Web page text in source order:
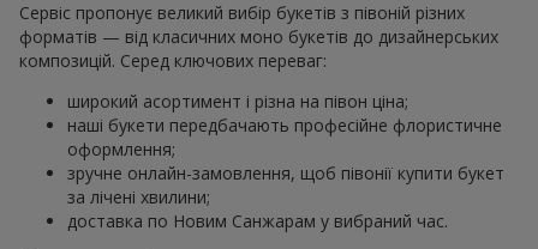
Сервіс пропонує великий вибір букетів з півоній різних
форматів — від класичних моно букетів до дизайнерських
композицій. Серед ключових переваг:
широкий асортимент і різна на півон ціна;
наші букети передбачають професійне флористичне
оформлення;
зручне онлайн-замовлення, щоб півонії купити букет
за лічені хвилини;
доставка по Новим Санжарам у вибраний час.